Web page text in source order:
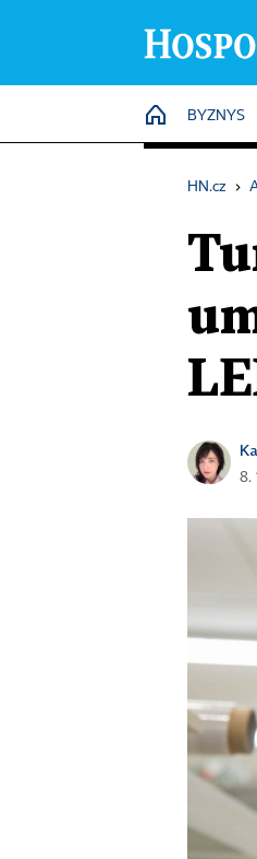
HOME
BYZNYS
HN.cz ›
8.